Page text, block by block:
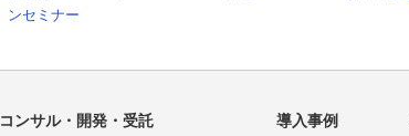
ンセミナー
コンサル・開発・受託 導入事例